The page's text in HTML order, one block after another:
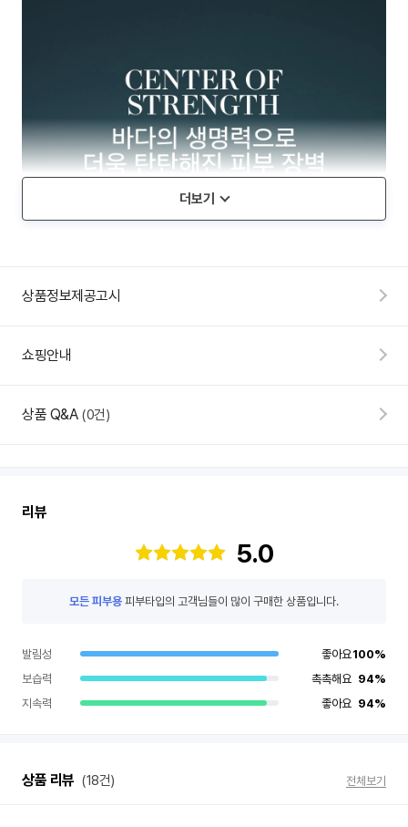
더보기
상품정보제공고시
쇼핑안내
상품 Q&A (0건)
계
뷰
리뷰
5.0
모든 피부용 피부타입의 고객님들이 많이 구매한 상품입니다.
발림성 좋아요100%
보습력
촉촉해요 94%
지속력
좋아요 94%
상품 리뷰 (18건) 전체보기